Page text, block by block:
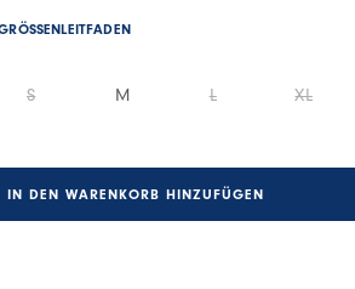
S M L XL
IN DEN WARENKORB HINZUFÜGEN